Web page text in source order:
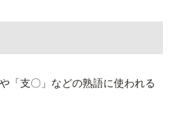
「支〇」などの熟語に使われる